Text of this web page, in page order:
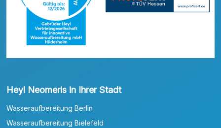
Heyl Neomeris in Ihrer Stadt
Wasseraufbereitung Berlin
Wasseraufbereitung Bielefeld